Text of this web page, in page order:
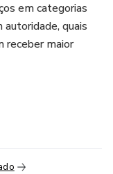
em categorias
quais
receber maior
aos
valor do seu